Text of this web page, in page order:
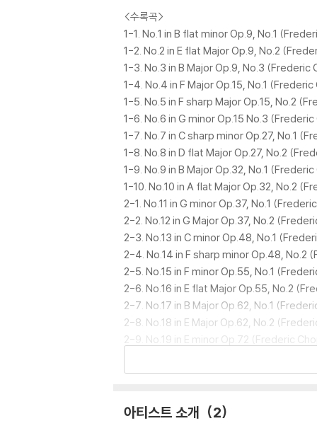
<수록곡>
1-1. No.1 in B flat minor Op.9, No.1
1-2. No.2 in E flat Major Op.9, No.2
1-3. No.3 in B Major Op.9, No.3
1-4. No.4 in F Major Op.15, No.1
1-5. No.5 in F sharp Major Op.15, No.2
1-6. No.6 in G minor Op.15 No.3
1-7. No.7 in C sharp minor Op.27, No.1
1-8. No.8 in D flat Major Op.27, No.2
1-9. No.9 in B Major Op.32, No.1
1-10. No.10 in A flat Major Op.32, No.2
2-1. No.11 in G minor Op.37, No.1
2-2. No.12 in G Major Op.37, No.2
2-3. No.13 in C minor Op.48, No.1
2-4. No.14 in F sharp minor Op.48, No.2
2-5. No.15 in F minor Op.55, No.1
2-6. No.16 in E flat Major Op.55, No.2
2-7. No.17 in B Major Op.62, No.1
2-8. No.18 in E Major Op.62, No.2
2-9. No.19 in E minor Op.72 (Frederic
<음반 소개>
이반 모라베츠(피아노)
아티스트 소개 2